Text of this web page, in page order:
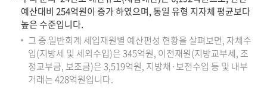
예산대비 254억원이 증가 하였으며, 동일 유형 지자체 평균보다
높은 수준입니다.
그 중 일반회계 세입재원별 예산편성 현황을 살펴보면, 자체수
입(지방세 및 세외수입)은 345억원, 이전재원(지방교부세, 조
정교부금, 보조금)은 3,519억원, 지방채·보전수입 등 및 내부
거래는 428억원입니다.